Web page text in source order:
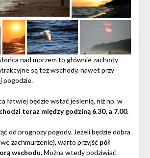
nad morzem to głównie zachody
są też wschody, nawet przy
pogodzie.
łatwiej będzie wstać jesienią, niż np. w
teraz między godziną 6.30, a 7.00.
od prognozy pogody. Jeżeli będzie dobra
zachmurzenie), warto przyjść pół
wschodu.Można wtedy podziwiać